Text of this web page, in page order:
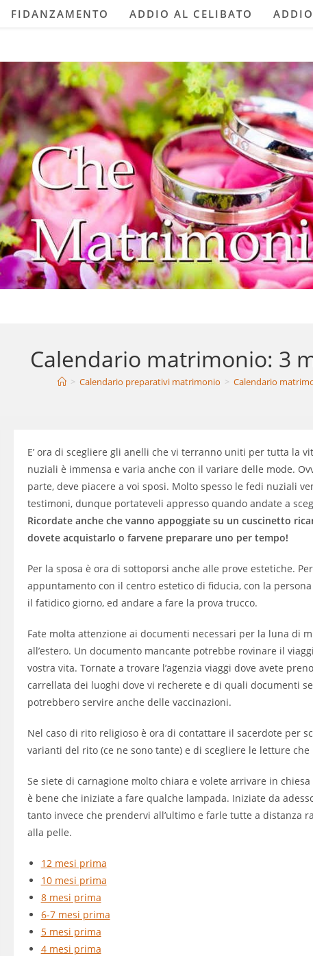
FIDANZAMENTO ADDIO AL CELIBATO
Calendario matrimonio: 3
> Calendario preparativi matrimonio > Calendario
E’ ora di scegliere gli anelli che vi terranno uniti per tutta la
nuziali è immensa e varia anche con il variare delle mode.
parte, deve piacere a voi sposi. Molto spesso le fedi nuziali
testimoni, dunque portateveli appresso quando andate a
Ricordate anche che vanno appoggiate su un cuscinetto
dovete acquistarlo o farvene preparare uno per tempo!
Per la sposa è ora di sottoporsi anche alle prove estetiche.
appuntamento con il centro estetico di fiducia, con la
il fatidico giorno, ed andare a fare la prova trucco.
Fate molta attenzione ai documenti necessari per la luna di
all’estero. Un documento mancante potrebbe rovinare il
vostra vita. Tornate a trovare l’agenzia viaggi dove avete
carrellata dei luoghi dove vi recherete e di quali documenti
potrebbero servire anche delle vaccinazioni.
Nel caso di rito religioso è ora di contattare il sacerdote per
varianti del rito (ce ne sono tante) e di scegliere le letture
Se siete di carnagione molto chiara e volete arrivare in chiesa
è bene che iniziate a fare qualche lampada. Iniziate da
tanto invece che prendervi all’ultimo e farle tutte a distanza
alla pelle.
12 mesi prima
10 mesi prima
8 mesi prima
6-7 mesi prima
5 mesi prima
4 mesi prima